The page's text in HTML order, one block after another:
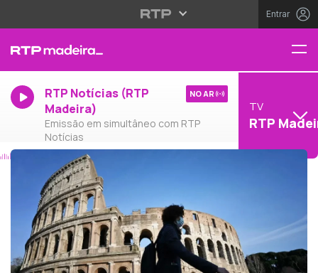
Entrar
RTP Notícias (RTP
Madeira)
Emissão em simultâneo com RTP
Notícias
NO AR
TV
RTP